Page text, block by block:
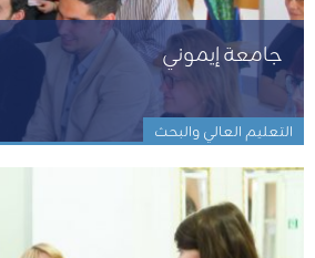
جامعة إيموني
التعليم العالي والبحث